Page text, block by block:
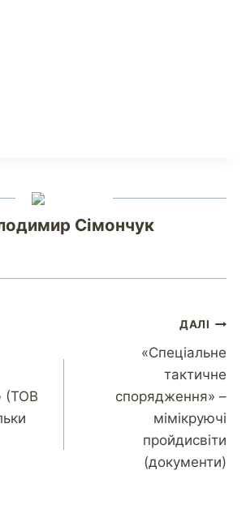
Сімончук
(ТОВ
ДАЛІ
«Спеціальне
тактичне
спорядження» –
мімікруючі
пройдисвіти
(документи)